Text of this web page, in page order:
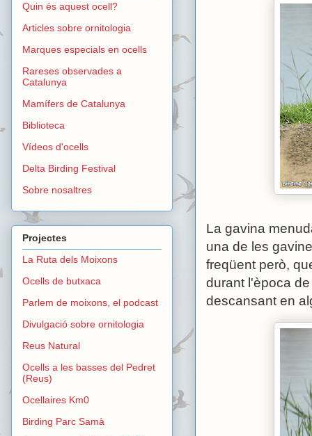
La gavina
una de les
freqüent però,
durant l'època
descansant en
Quin és aquest ocell?
Articles sobre ornitologia
Marques especials en ocells
Rareses observades a
Catalunya
Mamífers de Catalunya
Biblioteca
Vídeos d'ocells
Delta Birding Festival
Sobre nosaltres
Projectes
La Ruta dels Moixons
Ocells de butxaca
Parlem de moixons, el podcast
Divulgació sobre ornitologia
Reus Natural
Ocells a les basses del Pedret
(Reus)
Ocellaires Km0
Birding Parc Samà